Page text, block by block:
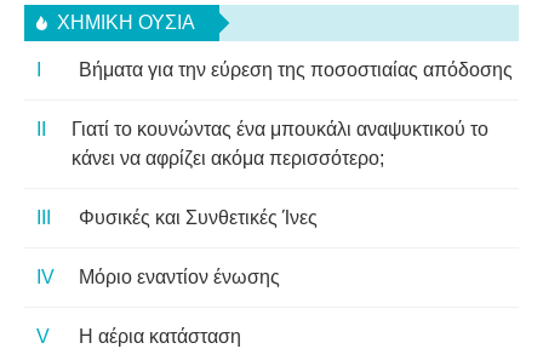
ΧΗΜΙΚΉ ΟΥΣΊΑ
Βήματα για την εύρεση της ποσοστιαίας απόδοσης
Γιατί το κουνώντας ένα μπουκάλι αναψυκτικού το
κάνει να αφρίζει ακόμα περισσότερο;
Φυσικές και Συνθετικές Ίνες
Μόριο εναντίον ένωσης
Η αέρια κατάσταση